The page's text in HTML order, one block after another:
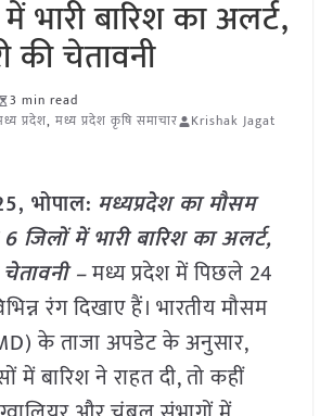
भारी बारिश का अलर्ट,
की चेतावनी
3 min read
प्रदेश, मध्य प्रदेश कृषि समाचार Krishak Jagat
भोपाल: मध्यप्रदेश का मौसम
में भारी बारिश का अलर्ट,
–मध्य प्रदेश में पिछले 24
रंग दिखाए हैं। भारतीय मौसम
के ताजा अपडेट के अनुसार,
में बारिश ने राहत दी, तो कहीं